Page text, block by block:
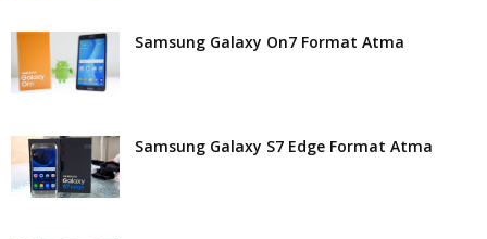
Samsung Galaxy On7 Format Atma
Samsung Galaxy S7 Edge Format Atma